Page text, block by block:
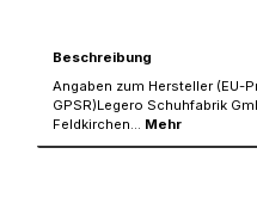
Beschreibung
Angaben zum Hersteller (EU-
GPSR)Legero Schuhfabrik
Feldkirchen… Mehr